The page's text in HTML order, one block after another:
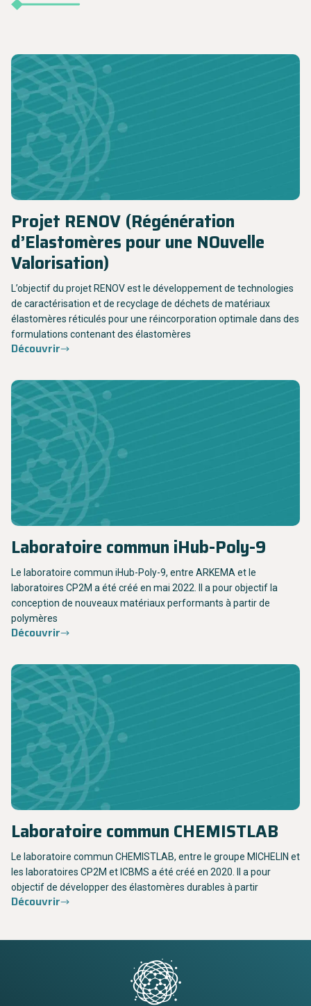
Projet RENOV (Régénération
d’Elastomères pour une NOuvelle
Valorisation)
L’objectif du projet RENOV est le développement de technologies
de caractérisation et de recyclage de déchets de matériaux
élastomères réticulés pour une réincorporation optimale dans des
formulations contenant des élastomères
Découvrir
Laboratoire commun iHub-Poly-9
Le laboratoire commun iHub-Poly-9, entre ARKEMA et le
laboratoires CP2M a été créé en mai 2022. Il a pour objectif la
conception de nouveaux matériaux performants à partir de
polymères
Découvrir
Laboratoire commun CHEMISTLAB
Le laboratoire commun CHEMISTLAB, entre le groupe MICHELIN et
les laboratoires CP2M et ICBMS a été créé en 2020. Il a pour
objectif de développer des élastomères durables à partir
Découvrir